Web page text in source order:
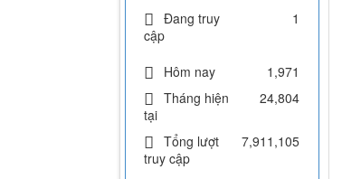
Đang truy
cập
1
Hôm nay
1,971
Tháng hiện
tại
24,804
Tổng lượt
truy cập
7,911,105